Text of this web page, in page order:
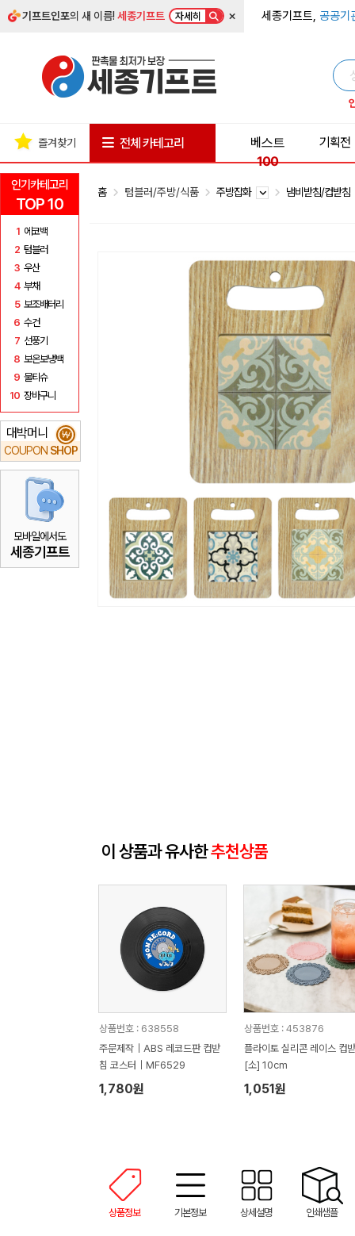
기프트인포의 새 이름!세종기프트 자세히 × 세종기프트, 공공기
인기카테고리
TOP 10
1 에코백
2 텀블러
3 우산
4 부채
5 보조배터리
6 수건
7 선풍기
8 보온보냉백
9 물티슈
10 장바구니
대박머니
COUPON SHOP
₩
모바일에서도
세종기프트
즐겨찾기 전체 카테고리
베스트
100
기획전
홈 텀블러/주방/식품 주방잡화 냄비받침/컵받침
이 상품과 유사한추천상품
상품번호 : 638558
주문제작｜ABS 레코드판 컵받
침 코스터｜MF6529
1,780원
상품번호 : 453876
플라이토 실리콘 레이스 컵받침
[소] 10cm
1,051원
상품정보 기본정보 상세설명 인쇄샘플